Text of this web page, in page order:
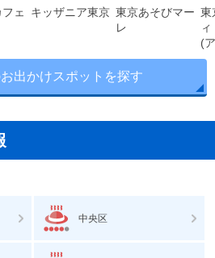
ェ
キッザニア東京 東京あそびマー
レ
東
(
出かけスポットを探す
中央区